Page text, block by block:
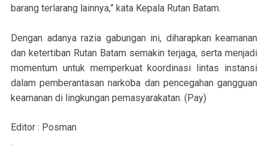
barang terlarang lainnya,” kata Kepala Rutan Batam.
Dengan adanya razia gabungan ini, diharapkan keamanan
dan ketertiban Rutan Batam semakin terjaga, serta menjadi
momentum untuk memperkuat koordinasi lintas instansi
dalam pemberantasan narkoba dan pencegahan gangguan
keamanan di lingkungan pemasyarakatan. (Pay)
Editor : Posman
.